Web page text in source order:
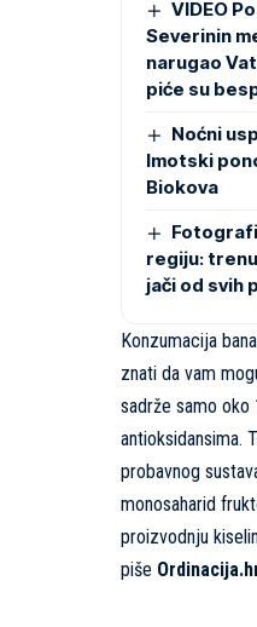
VIDEO
Severinin
narugao
piće su
Noćni
Imotski
Biokova
regiju:
jači od svih
Konzumacija
znati da vam
sadrže samo oko
antioksidansima.
probavnog
monosaharid
proizvodnju
piše